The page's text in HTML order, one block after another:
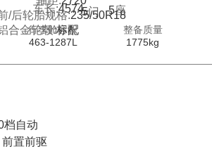
车长:4574 5座
5门
/后轮胎规格:235/50R18
合金轮毂:标配
行李舱容积
463-1287L
整备质量
1775kg
档自动
前置前驱